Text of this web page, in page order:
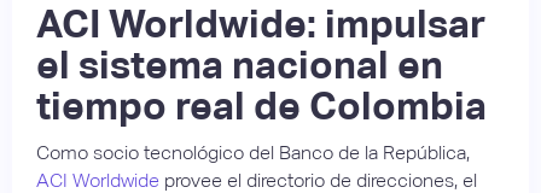
ACI Worldwide: impulsar
el sistema nacional en
tiempo real de Colombia
Como socio tecnológico del Banco de la República,
ACI Worldwide provee el directorio de direcciones, el